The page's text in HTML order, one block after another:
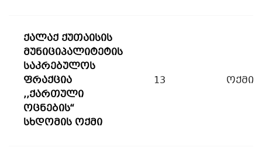
ქალაქ ქუთაისის
მუნიციპალიტეტის
საკრებულოს
ფრაქცია
,,ქართული
ოცნების“
სხდომის ოქმი
13 ოქმი